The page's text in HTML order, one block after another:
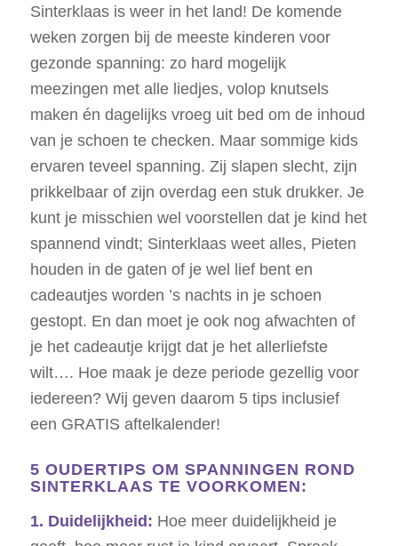
Sinterklaas is weer in het land! De komende
weken zorgen bij de meeste kinderen voor
gezonde spanning: zo hard mogelijk
meezingen met alle liedjes, volop knutsels
maken én dagelijks vroeg uit bed om de inhoud
van je schoen te checken. Maar sommige kids
ervaren teveel spanning. Zij slapen slecht, zijn
prikkelbaar of zijn overdag een stuk drukker. Je
kunt je misschien wel voorstellen dat je kind het
spannend vindt; Sinterklaas weet alles, Pieten
houden in de gaten of je wel lief bent en
cadeautjes worden ’s nachts in je schoen
gestopt. En dan moet je ook nog afwachten of
je het cadeautje krijgt dat je het allerliefste
wilt…. Hoe maak je deze periode gezellig voor
iedereen? Wij geven daarom 5 tips inclusief
een GRATIS aftelkalender!
5 OUDERTIPS OM SPANNINGEN ROND
SINTERKLAAS TE VOORKOMEN:
1. Duidelijkheid: Hoe meer duidelijkheid je